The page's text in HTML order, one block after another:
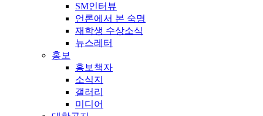
SM인터뷰
언론에서 본 숙명
재학생 수상소식
뉴스레터
홍보
홍보책자
소식지
갤러리
미디어